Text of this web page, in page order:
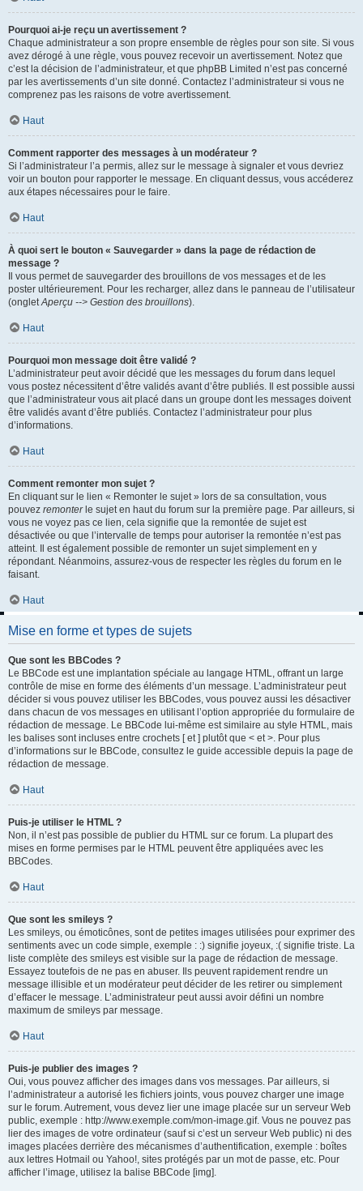
Pourquoi ai-je reçu un avertissement ?
Chaque administrateur a son propre ensemble de règles pour son site. Si vous
avez dérogé à une règle, vous pouvez recevoir un avertissement. Notez que
c’est la décision de l’administrateur, et que phpBB Limited n’est pas concerné
par les avertissements d’un site donné. Contactez l’administrateur si vous ne
comprenez pas les raisons de votre avertissement.
Haut
Comment rapporter des messages à un modérateur ?
Si l’administrateur l’a permis, allez sur le message à signaler et vous devriez
voir un bouton pour rapporter le message. En cliquant dessus, vous accéderez
aux étapes nécessaires pour le faire.
Haut
À quoi sert le bouton « Sauvegarder » dans la page de rédaction de
message ?
Il vous permet de sauvegarder des brouillons de vos messages et de les
poster ultérieurement. Pour les recharger, allez dans le panneau de l’utilisateur
(onglet Aperçu --> Gestion des brouillons).
Haut
Pourquoi mon message doit être validé ?
L’administrateur peut avoir décidé que les messages du forum dans lequel
vous postez nécessitent d’être validés avant d’être publiés. Il est possible aussi
que l’administrateur vous ait placé dans un groupe dont les messages doivent
être validés avant d’être publiés. Contactez l’administrateur pour plus
d’informations.
Haut
Comment remonter mon sujet ?
En cliquant sur le lien « Remonter le sujet » lors de sa consultation, vous
pouvez remonterle sujet en haut du forum sur la première page. Par ailleurs, si
vous ne voyez pas ce lien, cela signifie que la remontée de sujet est
désactivée ou que l’intervalle de temps pour autoriser la remontée n’est pas
atteint. Il est également possible de remonter un sujet simplement en y
répondant. Néanmoins, assurez-vous de respecter les règles du forum en le
faisant.
Haut
Mise en forme et types de sujets
Que sont les BBCodes ?
Le BBCode est une implantation spéciale au langage HTML, offrant un large
contrôle de mise en forme des éléments d’un message. L’administrateur peut
décider si vous pouvez utiliser les BBCodes, vous pouvez aussi les désactiver
dans chacun de vos messages en utilisant l’option appropriée du formulaire de
rédaction de message. Le BBCode lui-même est similaire au style HTML, mais
les balises sont incluses entre crochets [ et ] plutôt que < et >. Pour plus
d’informations sur le BBCode, consultez le guide accessible depuis la page de
rédaction de message.
Haut
Puis-je utiliser le HTML ?
Non, il n’est pas possible de publier du HTML sur ce forum. La plupart des
mises en forme permises par le HTML peuvent être appliquées avec les
BBCodes.
Haut
Que sont les smileys ?
Les smileys, ou émoticônes, sont de petites images utilisées pour exprimer des
sentiments avec un code simple, exemple : :) signifie joyeux, :( signifie triste. La
liste complète des smileys est visible sur la page de rédaction de message.
Essayez toutefois de ne pas en abuser. Ils peuvent rapidement rendre un
message illisible et un modérateur peut décider de les retirer ou simplement
d’effacer le message. L’administrateur peut aussi avoir défini un nombre
maximum de smileys par message.
Haut
Puis-je publier des images ?
Oui, vous pouvez afficher des images dans vos messages. Par ailleurs, si
l’administrateur a autorisé les fichiers joints, vous pouvez charger une image
sur le forum. Autrement, vous devez lier une image placée sur un serveur Web
public, exemple : http://www.exemple.com/mon-image.gif. Vous ne pouvez pas
lier des images de votre ordinateur (sauf si c’est un serveur Web public) ni des
images placées derrière des mécanismes d’authentification, exemple : boîtes
aux lettres Hotmail ou Yahoo!, sites protégés par un mot de passe, etc. Pour
afficher l’image, utilisez la balise BBCode [img].